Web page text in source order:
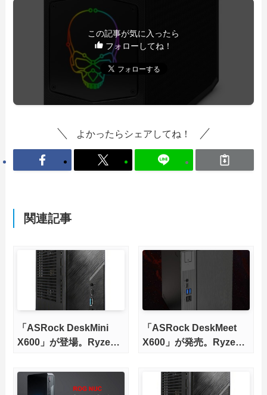
この記事が気に入ったら
フォローしてね！
よかったらシェアしてね！
関連記事
「ASRock DeskMini
X600」が登場。Ryzen
対応
「ASRock DeskMeet
X600」が発売。Ryzen
対応